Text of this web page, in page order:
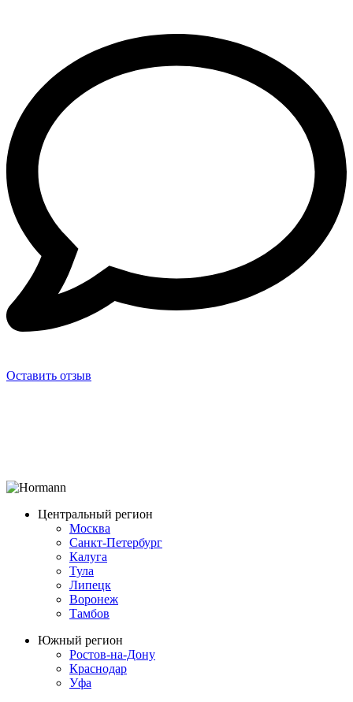
Оставить отзыв
Центральный регион
Москва
Санкт-Петербург
Калуга
Тула
Липецк
Воронеж
Тамбов
Южный регион
Ростов-на-Дону
Краснодар
Уфа